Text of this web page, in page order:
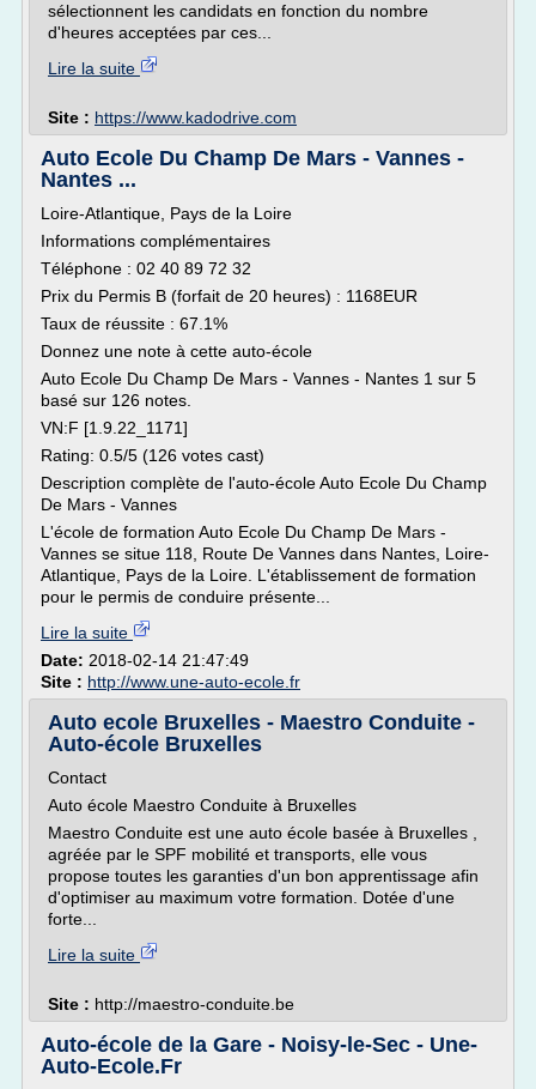
sélectionnent les candidats en fonction du nombre
d'heures acceptées par ces...
Lire la suite
Site : https://www.kadodrive.com
Auto Ecole Du Champ De Mars - Vannes -
Nantes ...
Loire-Atlantique, Pays de la Loire
Informations complémentaires
Téléphone : 02 40 89 72 32
Prix du Permis B (forfait de 20 heures) : 1168EUR
Taux de réussite : 67.1%
Donnez une note à cette auto-école
Auto Ecole Du Champ De Mars - Vannes - Nantes 1 sur 5
basé sur 126 notes.
VN:F [1.9.22_1171]
Rating: 0.5/5 (126 votes cast)
Description complète de l'auto-école Auto Ecole Du Champ
De Mars - Vannes
L'école de formation Auto Ecole Du Champ De Mars -
Vannes se situe 118, Route De Vannes dans Nantes, Loire-
Atlantique, Pays de la Loire. L'établissement de formation
pour le permis de conduire présente...
Lire la suite
Date: 2018-02-14 21:47:49
Site : http://www.une-auto-ecole.fr
Auto ecole Bruxelles - Maestro Conduite -
Auto-école Bruxelles
Contact
Auto école Maestro Conduite à Bruxelles
Maestro Conduite est une auto école basée à Bruxelles ,
agréée par le SPF mobilité et transports, elle vous
propose toutes les garanties d'un bon apprentissage afin
d'optimiser au maximum votre formation. Dotée d'une
forte...
Lire la suite
Site : http://maestro-conduite.be
Auto-école de la Gare - Noisy-le-Sec - Une-
Auto-Ecole.Fr